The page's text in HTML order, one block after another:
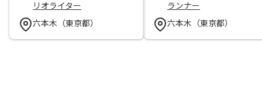
リオライター
六本木（東京都）
ランナー
六本木（東京都）